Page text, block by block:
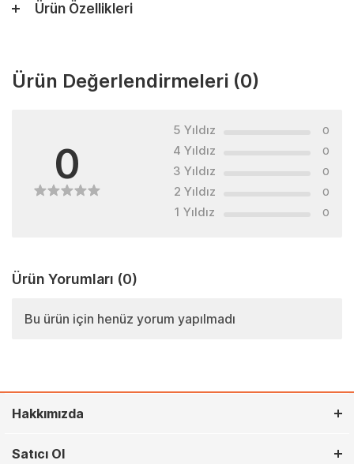
Ürün Özellikleri
Ürün Değerlendirmeleri (0)
0
5 Yıldız 0
4 Yıldız 0
3 Yıldız 0
2 Yıldız 0
1 Yıldız 0
Ürün Yorumları (0)
Bu ürün için henüz yorum yapılmadı
Hakkımızda
Satıcı Ol